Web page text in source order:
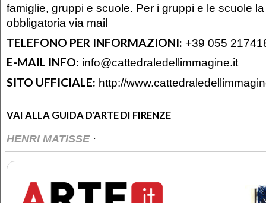
famiglie, gruppi e scuole. Per i gruppi e le scuole
obbligatoria via mail
TELEFONO PER INFORMAZIONI: +39 055
E-MAIL INFO: info@cattedraledellimmagine.it
SITO UFFICIALE: http://
VAI ALLA GUIDA D'ARTE DI FIRENZE
HENRI MATISSE ·